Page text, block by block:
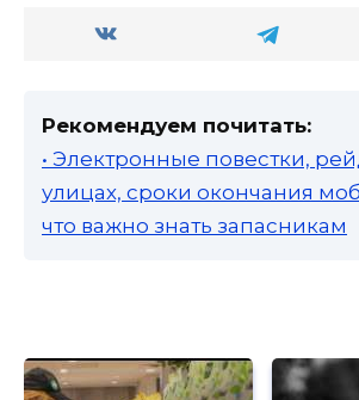
Рекомендуем почитать:
• Электронные повестки,
улицах, сроки окончания
что важно знать запасникам